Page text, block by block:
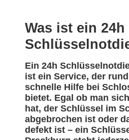
Was ist ein 24h
Ein 24h
ist ein Service, der
schnelle Hilfe bei
bietet. Egal ob man
hat, der Schlüssel im
abgebrochen ist oder
defekt ist – ein